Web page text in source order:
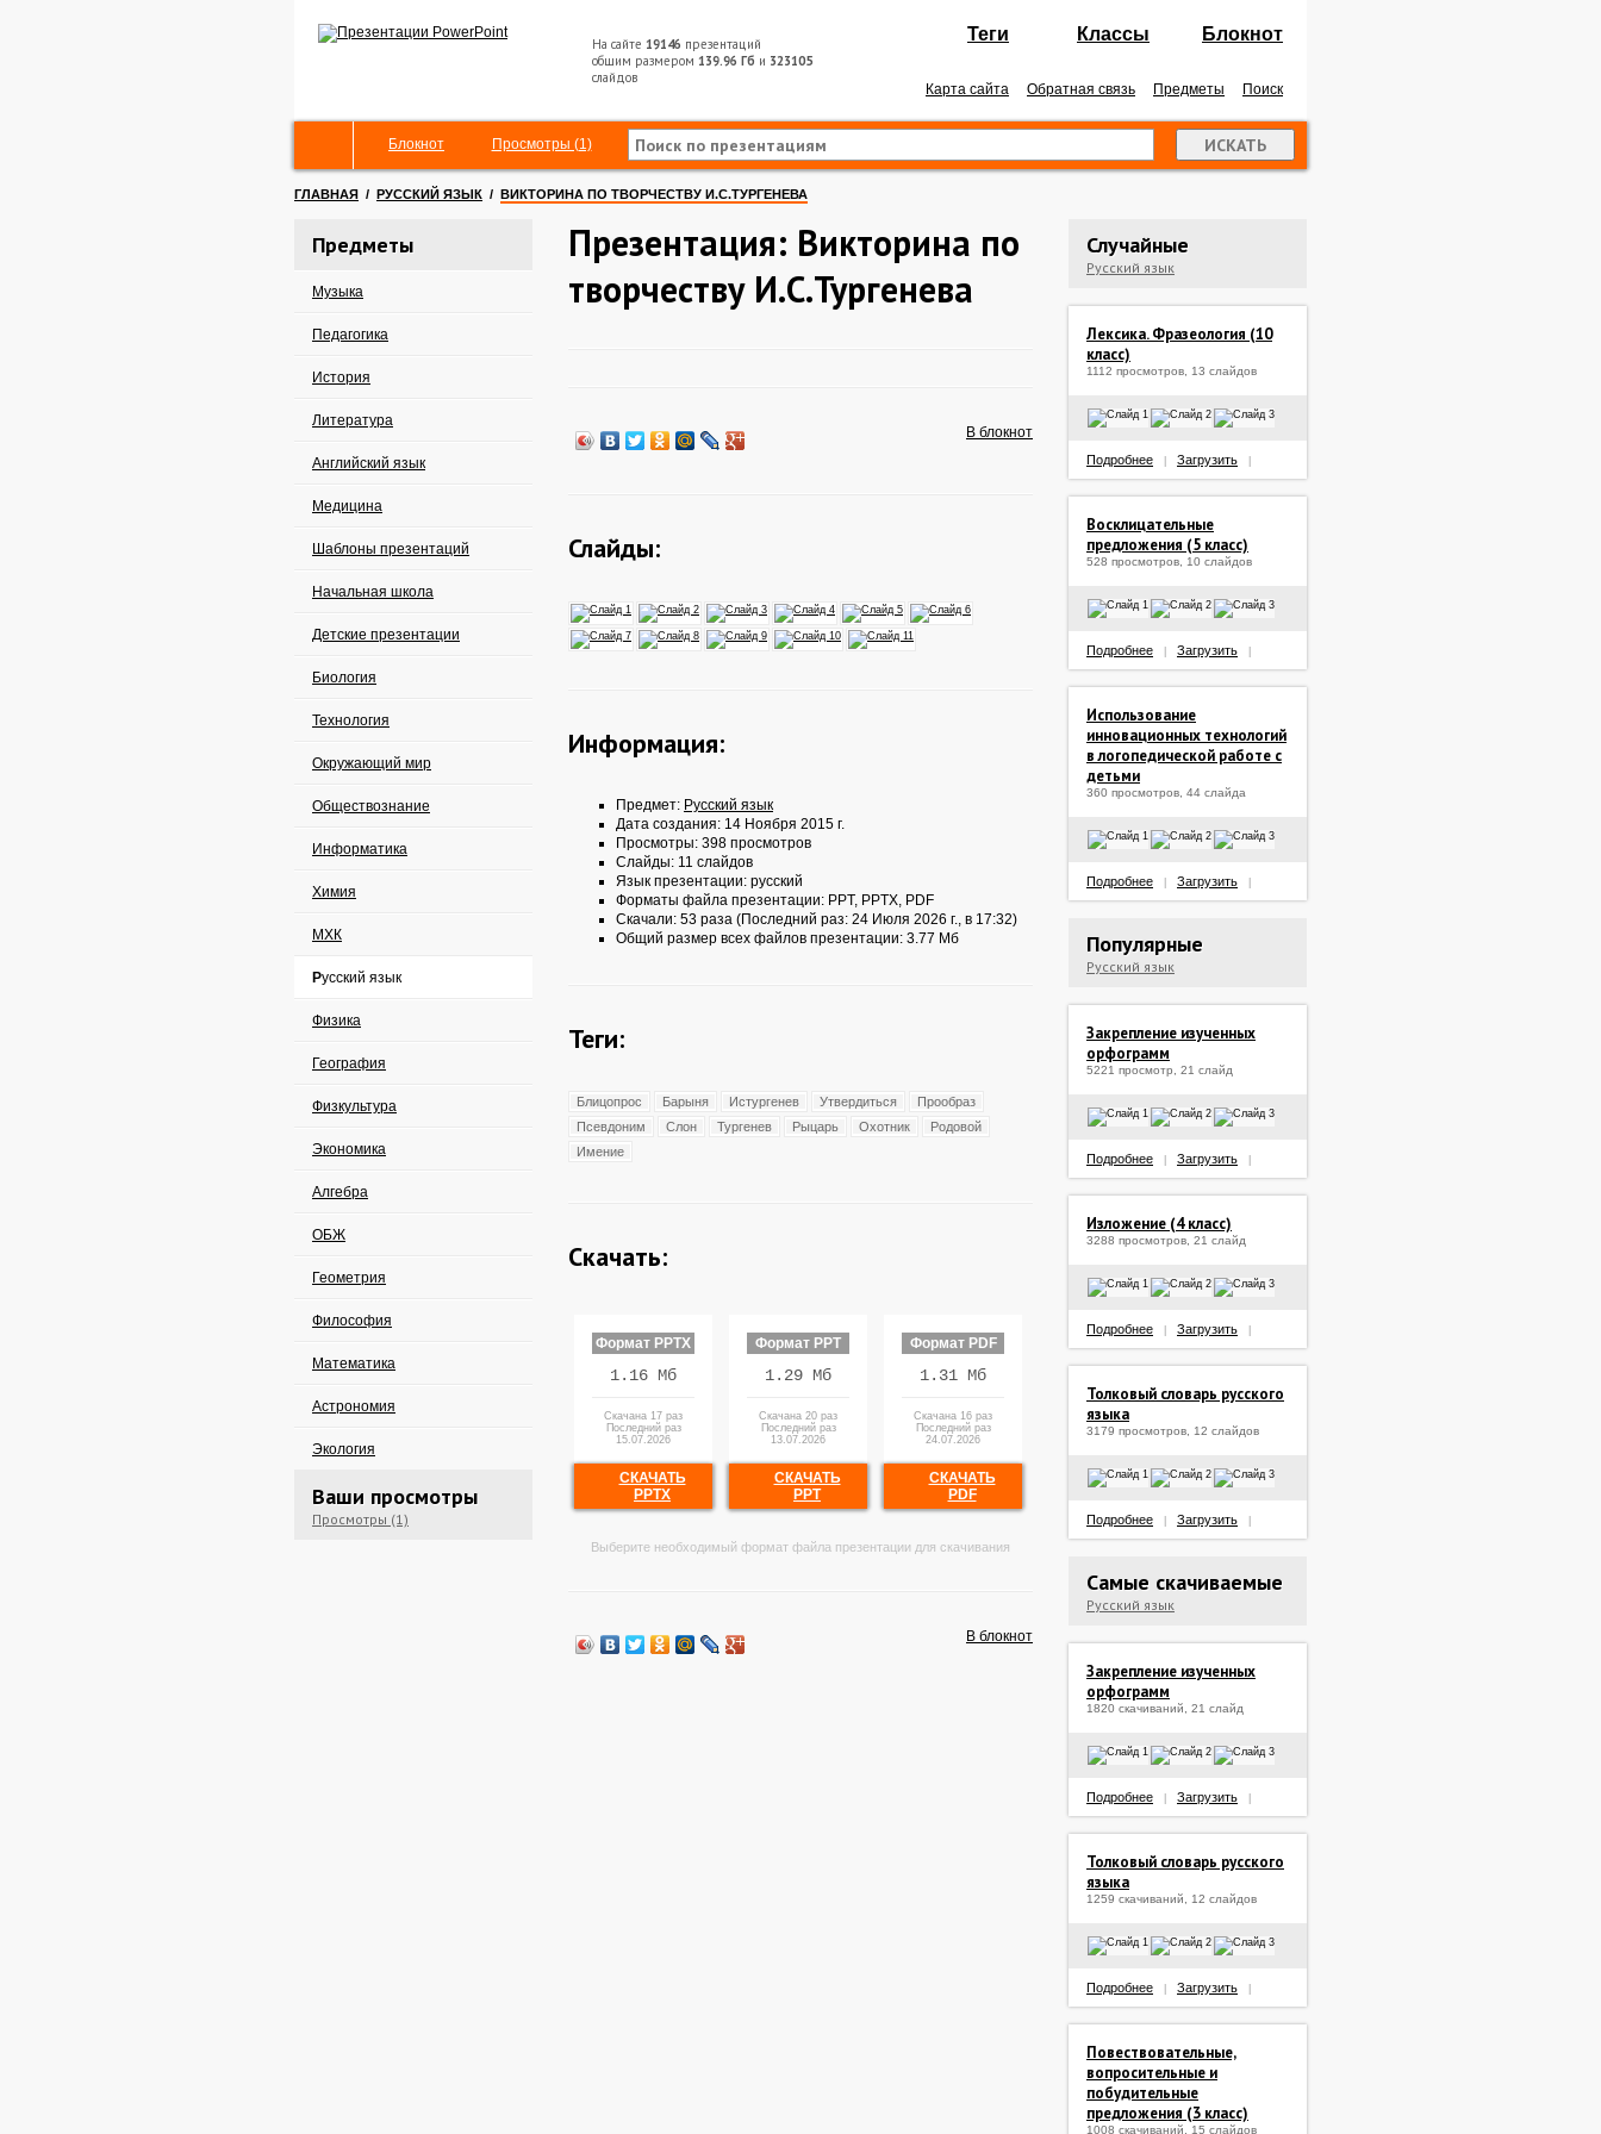
На сайте 19146 презентаций
общим размером 139.96 Гб и 323105
слайдов
Теги Классы Блокнот
Карта сайта Обратная связь Предметы Поиск
Блокнот Просмотры (1)
ГЛАВНАЯ / РУССКИЙ ЯЗЫК / ВИКТОРИНА ПО ТВОРЧЕСТВУ И.С.ТУРГЕНЕВА
Предметы
Музыка
Педагогика
История
Литература
Английский язык
Медицина
Шаблоны презентаций
Начальная школа
Детские презентации
Биология
Технология
Окружающий мир
Обществознание
Информатика
Химия
МХК
Русский язык
Физика
География
Физкультура
Экономика
Алгебра
ОБЖ
Геометрия
Философия
Математика
Астрономия
Экология
Ваши просмотры
Просмотры (1)
Презентация: Викторина по
творчеству И.С.Тургенева
В блокнот
Слайды:
Информация:
Предмет: Русский язык
Дата создания: 14 Ноября 2015 г.
Просмотры: 398 просмотров
Слайды: 11 слайдов
Язык презентации: русский
Форматы файла презентации: PPT, PPTX, PDF
Скачали: 53 раза (Последний раз: 24 Июля 2026 г., в 17:32)
Общий размер всех файлов презентации: 3.77 Мб
Теги:
Блицопрос Барыня Истургенев Утвердиться
Прообраз
Псевдоним
Слон Тургенев Рыцарь Охотник
Родовой
Имение
Скачать:
Формат PPTX
1.16 Мб
Скачана 17 раз
Последний раз
15.07.2026
СКАЧАТЬ
PPTX
Формат PPT
1.29 Мб
Скачана 20 раз
Последний раз
13.07.2026
СКАЧАТЬ
PPT
Формат PDF
1.31 Мб
Скачана 16 раз
Последний раз
24.07.2026
СКАЧАТЬ
PDF
Выберите необходимый формат файла презентации для скачивания
В блокнот
Случайные
Русский язык
Лексика. Фразеология (10
класс)
1112 просмотров, 13 слайдов
Подробнее Загрузить
Восклицательные
предложения (5 класс)
528 просмотров, 10 слайдов
Подробнее Загрузить
Использование
инновационных технологий
в логопедической работе с
детьми
360 просмотров, 44 слайда
Подробнее Загрузить
Популярные
Русский язык
Закрепление изученных
орфограмм
5221 просмотр, 21 слайд
Подробнее Загрузить
Изложение (4 класс)
3288 просмотров, 21 слайд
Подробнее Загрузить
Толковый словарь русского
языка
3179 просмотров, 12 слайдов
Подробнее Загрузить
Самые скачиваемые
Русский язык
Закрепление изученных
орфограмм
1820 скачиваний, 21 слайд
Подробнее Загрузить
Толковый словарь русского
языка
1259 скачиваний, 12 слайдов
Подробнее Загрузить
Повествовательные,
вопросительные и
побудительные
предложения (3 класс)
1008 скачиваний, 15 слайдов